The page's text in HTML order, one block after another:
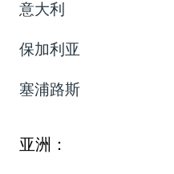
意大利
保加利亚
塞浦路斯
亚洲：